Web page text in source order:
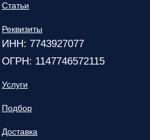
Статьи
Реквизиты
ИНН: 7743927077
ОГРН: 1147746572115
Услуги
Подбор
Доставка